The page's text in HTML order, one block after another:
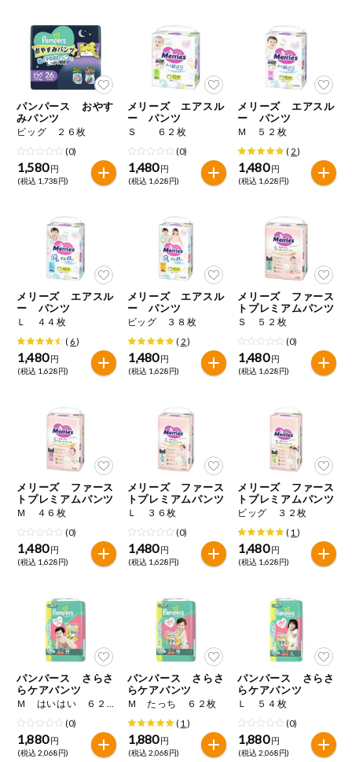
推しコープ
年間登録米
パンパース おやす
みパンツ
ビッグ ２６枚
(0)
1,580 円
(税込 1,738円)
メリーズ エアスル
ー パンツ
Ｓ ６２枚
(0)
1,480 円
(税込 1,628円)
メリーズ エアスル
ー パンツ
Ｍ ５２枚
( 2)
1,480 円
(税込 1,628円)
メリーズ エアスル
ー パンツ
Ｌ ４４枚
( 6)
1,480 円
(税込 1,628円)
メリーズ エアスル
ー パンツ
ビッグ ３８枚
( 2)
1,480 円
(税込 1,628円)
メリーズ ファース
トプレミアムパンツ
Ｓ ５２枚
(0)
1,480 円
(税込 1,628円)
メリーズ ファース
トプレミアムパンツ
Ｍ ４６枚
(0)
1,480 円
(税込 1,628円)
メリーズ ファース
トプレミアムパンツ
Ｌ ３６枚
(0)
1,480 円
(税込 1,628円)
メリーズ ファース
トプレミアムパンツ
ビッグ ３２枚
( 1 )
1,480 円
(税込 1,628円)
パンパース さらさ
らケアパンツ
Ｍ はいはい ６２枚
(0)
1,880 円
(税込 2,068円)
パンパース さらさ
らケアパンツ
Ｍ たっち ６２枚
( 1 )
1,880 円
(税込 2,068円)
パンパース さらさ
らケアパンツ
Ｌ ５４枚
(0)
1,880 円
(税込 2,068円)